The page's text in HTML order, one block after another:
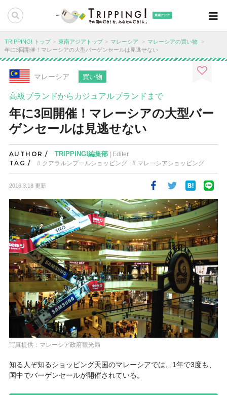
東南アジア
TRIPPING! トップ 東南アジアトップ マレーシア
マレーシアの買い物
年に3回開催！マレーシアの大型バーゲンセールは見逃せない
マレーシア 買い物
高級ブランドからカジュアルブランドまで
年に3回開催！マレーシアの大型バー
ゲンセールは見逃せない
AUTHOR / TRIPPING!編集部| Editer
TAG / クアラルンプールショッピング マレーシアショッピング
2016.3.18 更新
写真提供：マレーシア政府観光局
知る人ぞ知るショッピング天国のマレーシアでは、1年で3度も、
国中でバーゲンセールが開催されている。